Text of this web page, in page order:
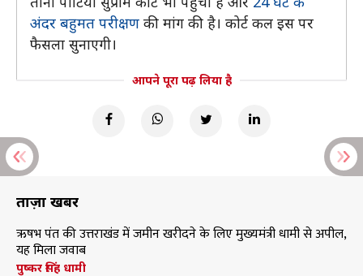
अंदर बहुमत परीक्षण की मांग की है। कोर्ट कल इस पर
फैसला सुनाएगी।
आपने पूरा पढ़ लिया है
ताज़ा खबरें
ऋषभ पंत की उत्तराखंड में जमीन खरीदने के लिए मुख्यमंत्री धामी से अपील,
यह मिला जवाब
पुष्कर सिंह धामी